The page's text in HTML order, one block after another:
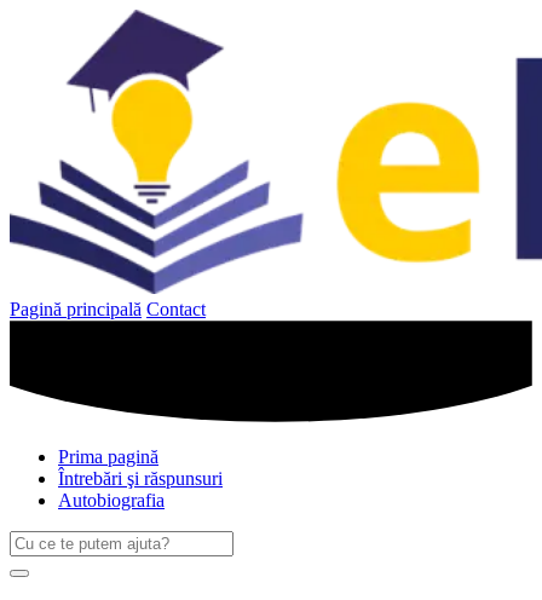
Pagină principală Contact
Prima pagină
Întrebări şi răspunsuri
Autobiografia
Caută
după:
Search